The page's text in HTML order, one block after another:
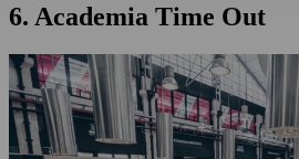
6. Academia Time Out